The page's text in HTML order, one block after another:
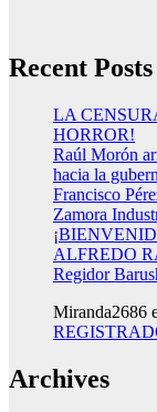
Recent Posts
LA
HORROR!
Raúl Morón
hacia la
Francisco
Zamora
ALFREDO
Regidor
Miranda2686
Archives